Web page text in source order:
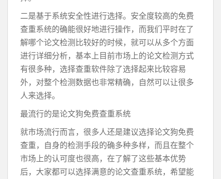
二是基于系统安全性进行选择。安全度较高的免费
查重系统的确能很好地进行操作，而我们平时在了
解哪个论文检测比较好的时候，就可以从多个方面
进行详细分析，基本上目前市场上的论文检测方式
有很多种，选择查重软件除了选择起来比较容易
外，对整个检测数据也非常精确，自然可以让很多
人来选择。
最流行的是论文狗免费查重系统
就市场流行而言，很多人还是建议选择论文狗免费
查重，自身的检测手段的确多种多样，而且在整个
市场上的认可度也很高，在了解了这些基本优势
后，大家都可以选择满意的论文查重系统，希望能